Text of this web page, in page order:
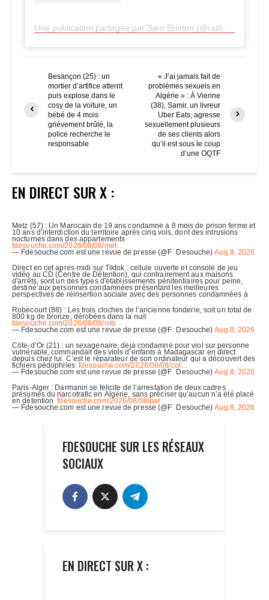
Besançon (25) : un
mortier d’artifice atterrit
puis explose dans le
cosy de la voiture, un
bébé de 4 mois
grièvement brûlé, la
police recherche le
responsable
« J’ai jamais fait de
problèmes sexuels en
Algérie » : À Vienne
(38), Samir, un livreur
Uber Eats, agresse
sexuellement plusieurs
de ses clients alors
qu’il est sous le coup
d’une OQTF
EN DIRECT SUR X :
FDESOUCHE SUR LES RÉSEAUX
SOCIAUX
EN DIRECT SUR X :